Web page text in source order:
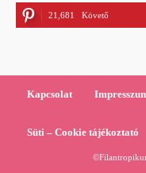
21,681 Követő
Kapcsolat
Süti – Cookie tájékoztató